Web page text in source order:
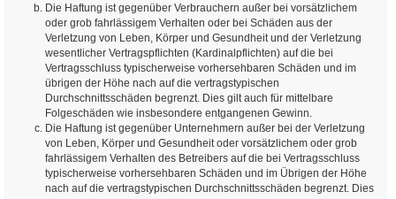
Die Haftung ist gegenüber Verbrauchern außer bei vorsätzlichem
oder grob fahrlässigem Verhalten oder bei Schäden aus der
Verletzung von Leben, Körper und Gesundheit und der Verletzung
wesentlicher Vertragspflichten (Kardinalpflichten) auf die bei
Vertragsschluss typischerweise vorhersehbaren Schäden und im
übrigen der Höhe nach auf die vertragstypischen
Durchschnittsschäden begrenzt. Dies gilt auch für mittelbare
Folgeschäden wie insbesondere entgangenen Gewinn.
Die Haftung ist gegenüber Unternehmern außer bei der Verletzung
von Leben, Körper und Gesundheit oder vorsätzlichem oder grob
fahrlässigem Verhalten des Betreibers auf die bei Vertragsschluss
typischerweise vorhersehbaren Schäden und im Übrigen der Höhe
nach auf die vertragstypischen Durchschnittsschäden begrenzt. Dies